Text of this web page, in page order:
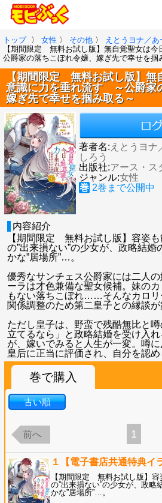
トップ 〉 女性 〉 その他 〉 えとうヨナ／
【期間限定 無料お試し版】無自覚聖女は
公爵家の落ちこぼれ令嬢、嫁ぎ先で幸せを掴
【期間限定 無料お試し版】無
意識に力を垂れ流す ～公爵家
嫁ぎ先で幸せを掴み取る～
著者名: えとうヨナ
しろう
出版社:アース・ス
ジャンル:女性
巻 2巻まで公開中
内容紹介
【期間限定 無料お試し版】容姿
の”出来損ない”の少女が、政略結婚
かな”居場所”…。
優秀なサンチェス公爵家には二人
ーラは才色兼備な聖女候補。妹の
もない落ちこぼれ……そんなカロリ
関係調整のため第二皇子との縁談が
ただし皇子は、野蛮で残酷無比と
立てるなら」と政略結婚を受け入
が、嫁いでみると人生が一変。噂
皇后に正当に評価され、自分を認
巻で購入
古い順
前へ 1
１【電子書店共通特典イ
【期間限定 無料お試し版】
の”出来損ない”の少女が、政略
かな”居場所”…。